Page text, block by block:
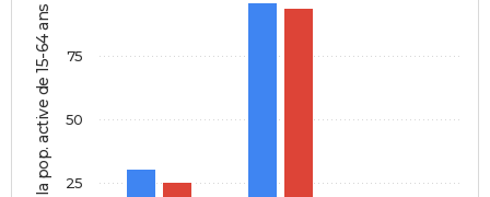
% de la pop. active de 15-64 ans 25
50
75